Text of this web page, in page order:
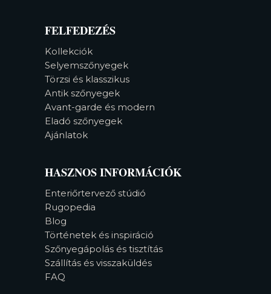
FELFEDEZÉS
Kollekciók
Selyemszőnyegek
Törzsi és klasszikus
Antik szőnyegek
Avant-garde és modern
Eladó szőnyegek
Ajánlatok
HASZNOS INFORMÁCIÓK
Enteriőrtervező stúdió
Rugopedia
Blog
Történetek és inspiráció
Szőnyegápolás és tisztítás
Szállítás és visszaküldés
FAQ